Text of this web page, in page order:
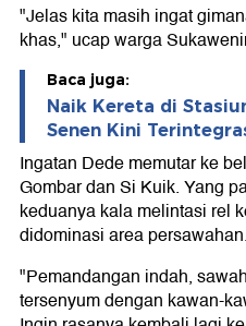
"Jelas kita masih ingat
khas," ucap warga
Baca juga:
Naik Kereta di
Senen Kini
Ingatan Dede memutar ke
Gombar dan Si Kuik. Yang
keduanya kala melintasi rel
didominasi area persawahan.
"Pemandangan indah,
tersenyum dengan kawan-